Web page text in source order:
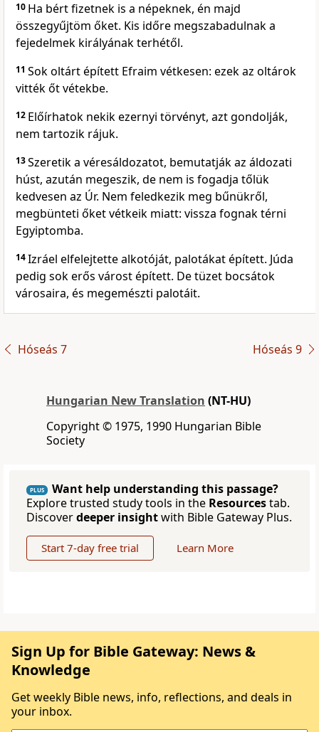
10 Ha bért fizetnek is a népeknek, én majd
összegyűjtöm őket. Kis időre megszabadulnak a
fejedelmek királyának terhétől.
11 Sok oltárt épített Efraim vétkesen: ezek az oltárok
vitték őt vétekbe.
12 Előírhatok nekik ezernyi törvényt, azt gondolják,
nem tartozik rájuk.
13Szeretik a véresáldozatot, bemutatják az áldozati
húst, azután megeszik, de nem is fogadja tőlük
kedvesen az Úr. Nem feledkezik meg bűnükről,
megbünteti őket vétkeik miatt: vissza fognak térni
Egyiptomba.
14Izráel elfelejtette alkotóját, palotákat épített. Júda
pedig sok erős várost épített. De tüzet bocsátok
városaira, és megemészti palotáit.
Hóseás 7 Hóseás 9
Hungarian New Translation (NT-HU)
Copyright © 1975, 1990 Hungarian Bible
Society
PLUS
Want help understanding this passage?
Explore trusted study tools in the Resourcestab.
Discoverdeeper insightwith Bible Gateway Plus.
Start 7-day free trial Learn More
Sign Up for Bible Gateway: News &
Knowledge
Get weekly Bible news, info, reflections, and deals in
your inbox.